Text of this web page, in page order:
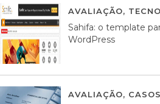
AVALIAÇÃO,
Sahifa: o template
WordPress
AVALIAÇÃO,